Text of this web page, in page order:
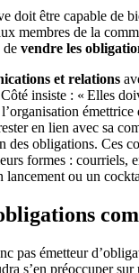
doit être capable de
membres de la
de vendre les
et relations
insiste : « Elles
en lien avec sa
des obligations. Ces
formes : courriels,
lancement ou un
pas émetteur
s’en préoccuper